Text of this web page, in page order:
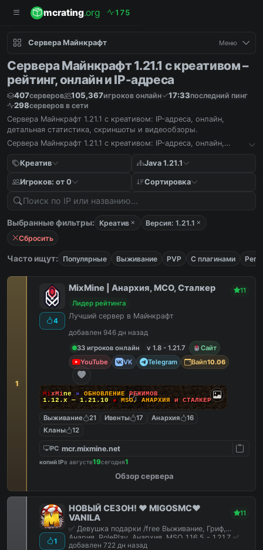
mcrating.org 1 75
Сервера Майнкрафт Меню
Сервера Майнкрафт 1.21.1 с креативом –
рейтинг, онлайн и IP-адреса
407серверов 105,367игроков онлайн 17:33последний пинг
298серверов в сети
Сервера Майнкрафт 1.21.1 с креативом: IP-адреса, онлайн,
детальная статистика, скриншоты и видеообзоры.
Сервера Майнкрафт 1.21.1 с креативом: IP-адреса, онлайн,
Креатив
Java 1.21.1
Игроков: от 0 Сортировка
Выбранные фильтры: Креатив
Версия: 1.21.1
Сбросить
Часто ищут: Популярные Выживание PVP С плагинами
1
4
MixMine | Анархия, МСО, Сталкер
11
Лидер рейтинга
Лучший сервер в Майнкрафт
добавлен 946 дн назад
33 игроков онлайн
v 1.8 - 1.21.7
Сайт
YouTube
VK Telegram Вайп10.06
MixMine » ОБНОВЛЕНИЕ РЕЖИМОВ
1.12.x — 1.21.10
● MSO, АНАРХИЯ и СТАЛКЕР
Выживание 21 Ивенты 17 Анархия
16
Кланы
12
PC mcr.mixmine.net
копий IPв августе19сегодня1
Обзор сервера
1
НОВЫЙ СЕЗОН! ❤️ MIGOSMC❤️
VANILA
11
✅ Девушка подарки /free Выживание, Гриф,
Анария, RolePlay, Анархия, MSO 1.16.5 - 1.21.7 ✅
добавлен 722 дн назад